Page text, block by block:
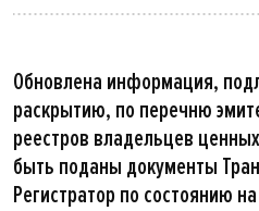
Обновлена информация,
раскрытию, по перечню
реестров владельцев
быть поданы документы
Регистратор по состоянию